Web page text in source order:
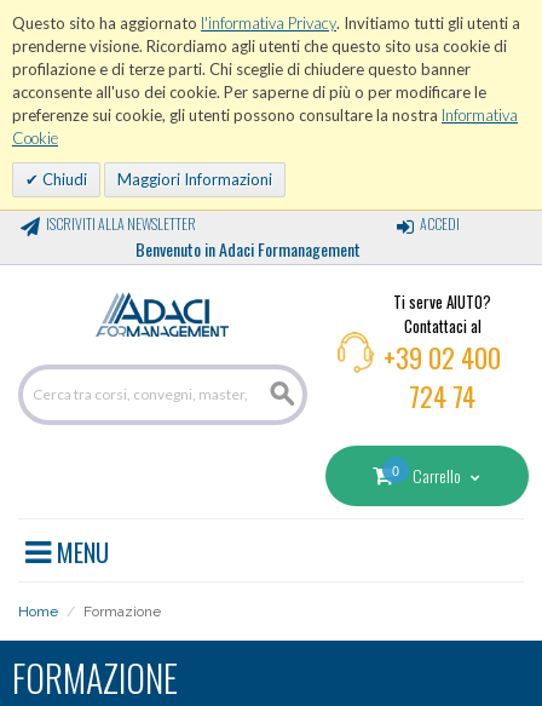
Questo sito ha aggiornato l'informativa Privacy. Invitiamo tutti gli utenti a
prenderne visione. Ricordiamo agli utenti che questo sito usa cookie di
profilazione e di terze parti. Chi sceglie di chiudere questo banner
acconsente all'uso dei cookie. Per saperne di più o per modificare le
preferenze sui cookie, gli utenti possono consultare la nostra Informativa
Cookie
Chiudi Maggiori Informazioni
ISCRIVITI ALLA NEWSLETTER
Benvenuto in Adaci Formanagement
ACCEDI
Ti serve AIUTO?
Contattaci al
+39 02 400
724 74
0 Carrello
MENU
Home / Formazione
FORMAZIONE